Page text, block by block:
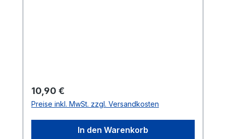
Regulärer Preis:
10,90 €
Preise inkl. MwSt. zzgl. Versandkosten
In den Warenkorb